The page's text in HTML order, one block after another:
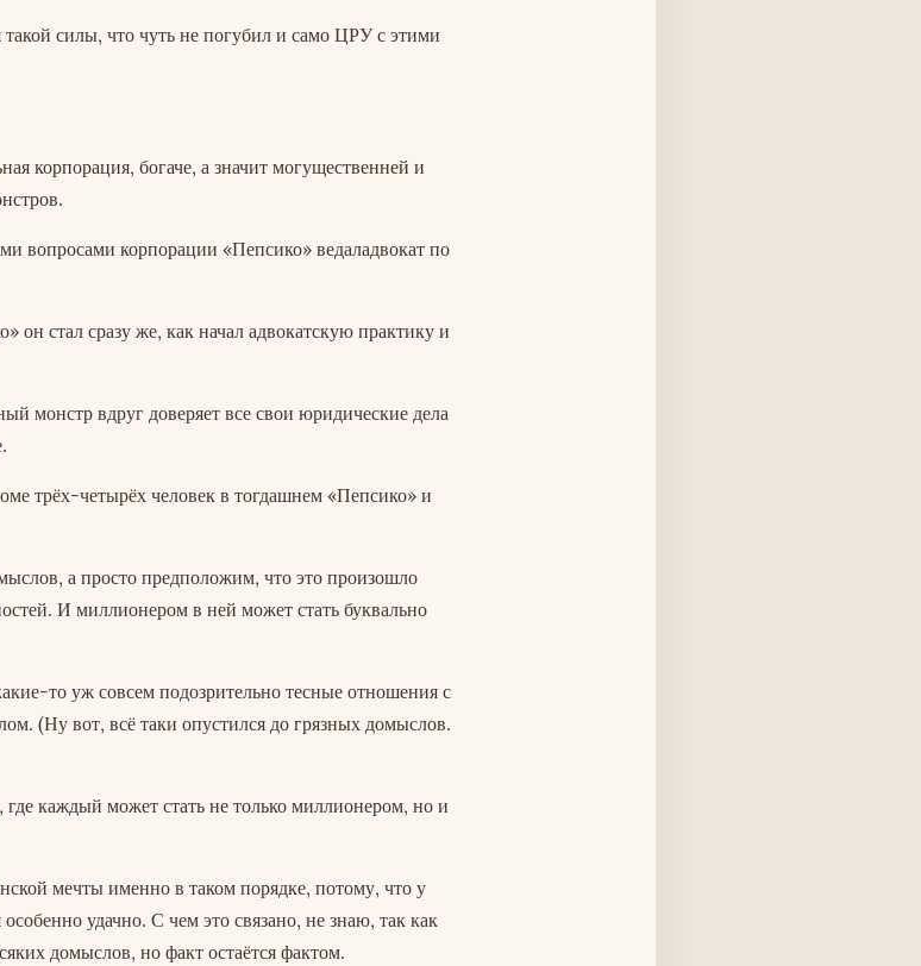
силы, что чуть не погубил и само ЦРУ с этими
корпорация, богаче, а значит могущественней и
вопросами корпорации «Пепсико» ведаладвокат по
стал сразу же, как начал адвокатскую практику и
монстр вдруг доверяет все свои юридические дела
трёх-четырёх человек в тогдашнем «Пепсико» и
а просто предположим, что это произошло
И миллионером в ней может стать буквально
то уж совсем подозрительно тесные отношения с
(Ну вот, всё таки опустился до грязных домыслов.
где каждый может стать не только миллионером, но и
мечты именно в таком порядке, потому, что у
удачно. С чем это связано, не знаю, так как
домыслов, но факт остаётся фактом.